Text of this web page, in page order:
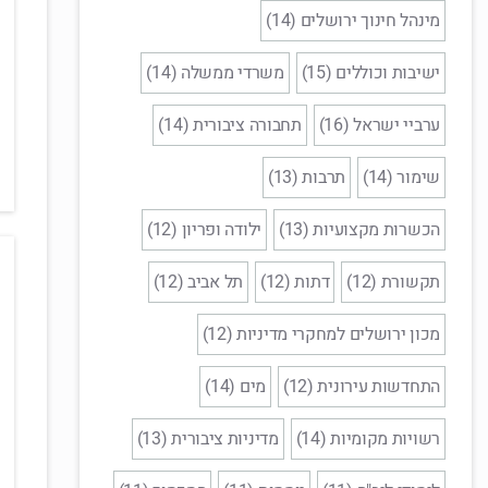
מינהל חינוך ירושלים (14)
ישיבות וכוללים (15)
משרדי ממשלה (14)
ערביי ישראל (16)
תחבורה ציבורית (14)
שימור (14)
תרבות (13)
הכשרות מקצועיות (13)
ילודה ופריון (12)
תקשורת (12)
דתות (12)
תל אביב (12)
מכון ירושלים למחקרי מדיניות (12)
התחדשות עירונית (12)
מים (14)
רשויות מקומיות (14)
מדיניות ציבורית (13)